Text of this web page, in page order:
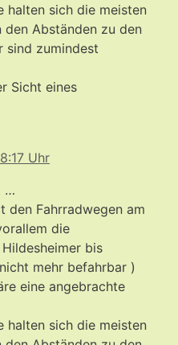
halten sich die meisten
den Abständen zu den
sind zumindest
Sicht eines
Uhr
…
den Fahrradwegen am
die
bis
mehr befahrbar )
eine angebrachte
halten sich die meisten